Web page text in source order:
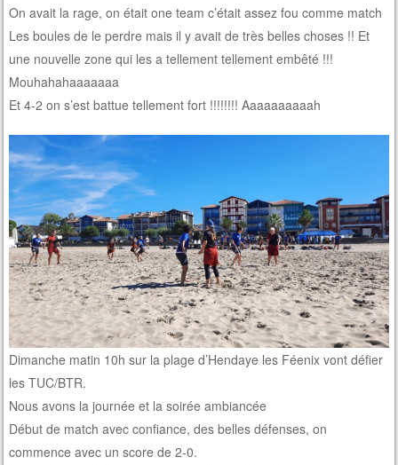
On avait la rage, on était one team c’était assez fou comme match
Les boules de le perdre mais il y avait de très belles choses !! Et
une nouvelle zone qui les a tellement tellement embêté !!!
Mouhahahaaaaaaa
Et 4-2 on s’est battue tellement fort !!!!!!!! Aaaaaaaaaah
Dimanche matin 10h sur la plage d’Hendaye les Féenix vont défier
les TUC/BTR.
Nous avons la journée et la soirée ambiancée
Début de match avec confiance, des belles défenses, on
commence avec un score de 2-0.